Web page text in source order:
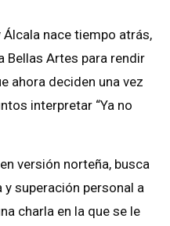
nace tiempo atrás,
Bellas Artes para rendir
ahora deciden una vez
interpretar “Ya no
versión norteña, busca
superación personal a
charla en la que se le